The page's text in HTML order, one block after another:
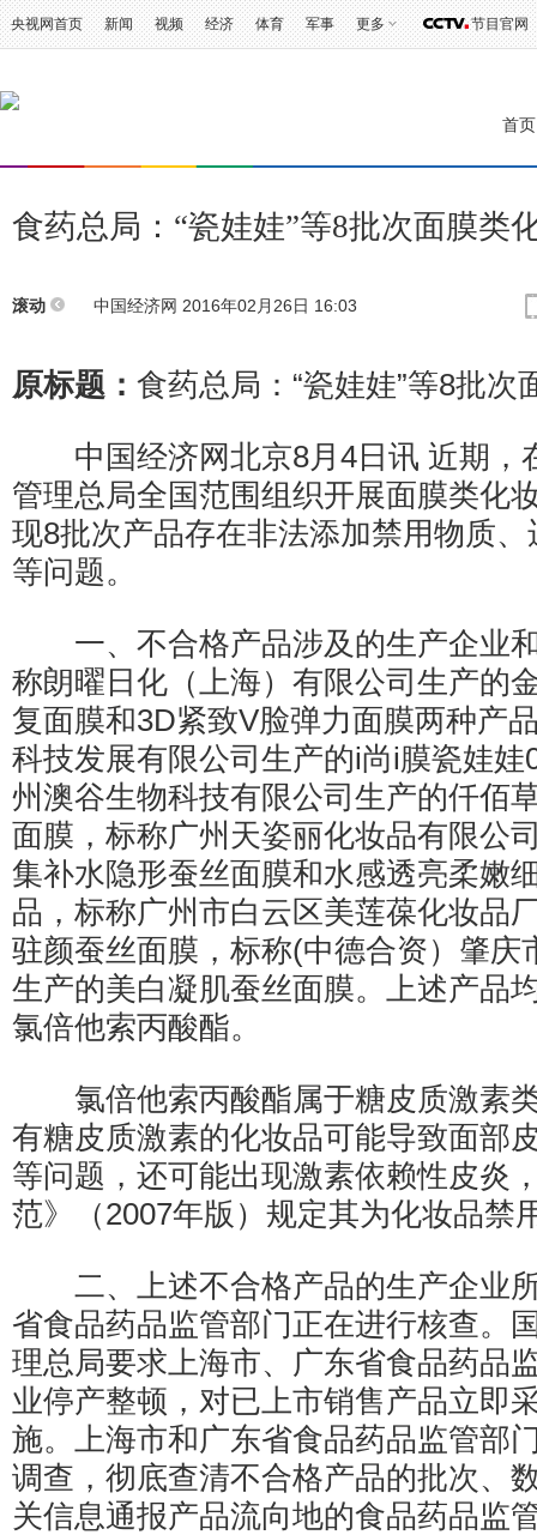
央视网首页 新闻 视频 经济 体育 军事 更多 节目官网
首页
食药总局：“瓷娃娃”等8批次面膜类
滚动 中国经济网 2016年02月26日 16:03
原标题： 食药总局：“瓷娃娃”等8批次
中国经济网北京8月4日讯 近期，
管理总局全国范围组织开展面膜类化
现8批次产品存在非法添加禁用物质
等问题。
一、不合格产品涉及的生产企业
称朗曜日化（上海）有限公司生产的
复面膜和3D紧致V脸弹力面膜两种产
科技发展有限公司生产的i尚i膜瓷娃
州澳谷生物科技有限公司生产的仟佰
面膜，标称广州天姿丽化妆品有限公
集补水隐形蚕丝面膜和水感透亮柔嫩
品，标称广州市白云区美莲葆化妆品
驻颜蚕丝面膜，标称(中德合资）肇庆
生产的美白凝肌蚕丝面膜。上述产品
氯倍他索丙酸酯。
氯倍他索丙酸酯属于糖皮质激素
有糖皮质激素的化妆品可能导致面部
等问题，还可能出现激素依赖性皮炎
范》（2007年版）规定其为化妆品禁
二、上述不合格产品的生产企业
省食品药品监管部门正在进行核查。
理总局要求上海市、广东省食品药品
业停产整顿，对已上市销售产品立即
施。上海市和广东省食品药品监管部
调查，彻底查清不合格产品的批次、
关信息通报产品流向地的食品药品监